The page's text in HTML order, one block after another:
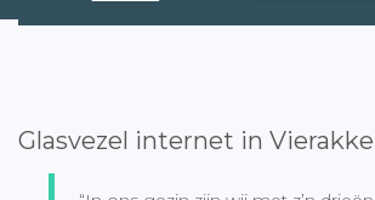
Glasvezel internet in